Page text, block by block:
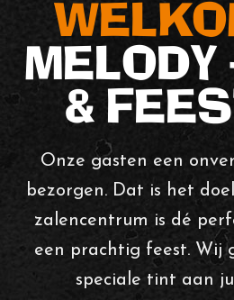
MELODY
&
Onze gasten een
bezorgen. Dat is het
zalencentrum is dé
een prachtig feest. Wij
speciale tint aan